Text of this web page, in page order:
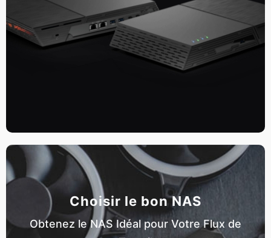
Choisir le bon NAS
Obtenez le NAS Idéal pour Votre Flux de